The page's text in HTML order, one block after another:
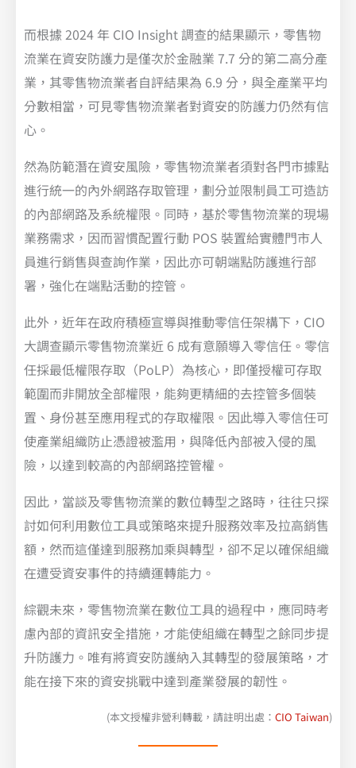
而根據 2024 年 CIO Insight 調查的結果顯示，零售物
流業在資安防護力是僅次於金融業 7.7 分的第二高分產
業，其零售物流業者自評結果為 6.9 分，與全產業平均
分數相當，可見零售物流業者對資安的防護力仍然有信
心。
然為防範潛在資安風險，零售物流業者須對各門市據點
進行統一的內外網路存取管理，劃分並限制員工可造訪
的內部網路及系統權限。同時，基於零售物流業的現場
業務需求，因而習慣配置行動 POS 裝置給實體門市人
員進行銷售與查詢作業，因此亦可朝端點防護進行部
署，強化在端點活動的控管。
此外，近年在政府積極宣導與推動零信任架構下，CIO
大調查顯示零售物流業近 6 成有意願導入零信任。零信
任採最低權限存取（PoLP）為核心，即僅授權可存取
範圍而非開放全部權限，能夠更精細的去控管多個裝
置、身份甚至應用程式的存取權限。因此導入零信任可
使產業組織防止憑證被濫用，與降低內部被入侵的風
險，以達到較高的內部網路控管權。
因此，當談及零售物流業的數位轉型之路時，往往只探
討如何利用數位工具或策略來提升服務效率及拉高銷售
額，然而這僅達到服務加乘與轉型，卻不足以確保組織
在遭受資安事件的持續運轉能力。
綜觀未來，零售物流業在數位工具的過程中，應同時考
慮內部的資訊安全措施，才能使組織在轉型之餘同步提
升防護力。唯有將資安防護納入其轉型的發展策略，才
能在接下來的資安挑戰中達到產業發展的韌性。
(本文授權非營利轉載，請註明出處： CIO Taiwan)